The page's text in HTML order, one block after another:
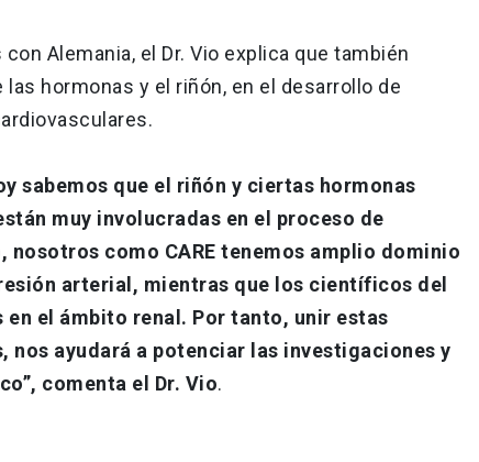
Alemania, el Dr. Vio explica que también
hormonas y el riñón, en el desarrollo de
sabemos que el riñón y ciertas hormonas
muy involucradas en el proceso de
nosotros como CARE tenemos amplio dominio
arterial, mientras que los científicos del
el ámbito renal. Por tanto, unir estas
nos ayudará a potenciar las investigaciones y
comenta el Dr. Vio.